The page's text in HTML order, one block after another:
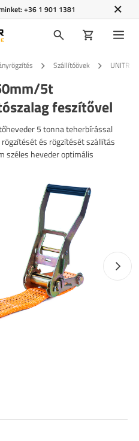
+36 1 901 1381
Szállítóövek
5t
feszítővel
5 tonna teherbírással
és rögzítését szállítás
széles heveder optimális